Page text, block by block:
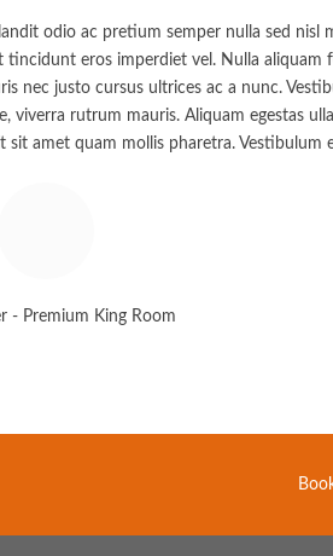
odio ac pretium semper nulla sed nisl
eros imperdiet vel. Nulla aliquam
nec justo cursus ultrices ac a nunc.
viverra rutrum mauris. Aliquam egestas
sit amet quam mollis pharetra. Vestibulum
- Premium King Room